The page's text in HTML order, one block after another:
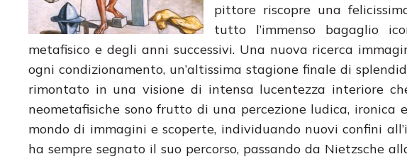
pittore riscopre una
tutto l’immenso bagaglio
metafisico e degli anni successivi. Una nuova ricerca
ogni condizionamento, un’altissima stagione finale di
rimontato in una visione di intensa lucentezza interiore
neometafisiche sono frutto di una percezione ludica, ironica
mondo di immagini e scoperte, individuando nuovi confini
ha sempre segnato il suo percorso, passando da Nietzsche